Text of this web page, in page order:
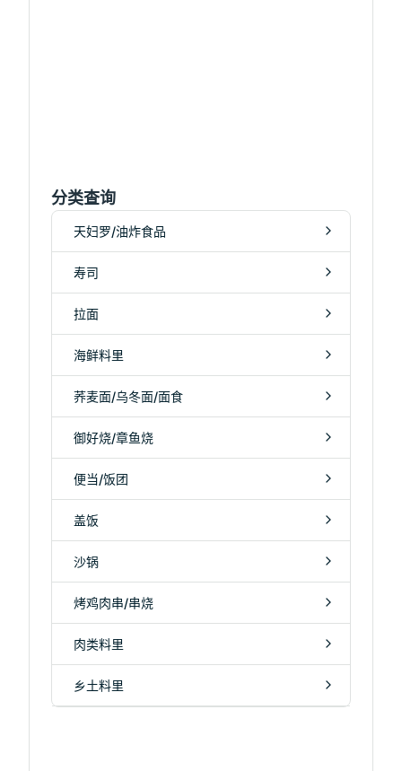
分类查询
天妇罗/油炸食品
寿司
拉面
海鲜料里
荞麦面/乌冬面/面食
御好烧/章鱼烧
便当/饭团
盖饭
沙锅
烤鸡肉串/串烧
肉类料里
乡土料里